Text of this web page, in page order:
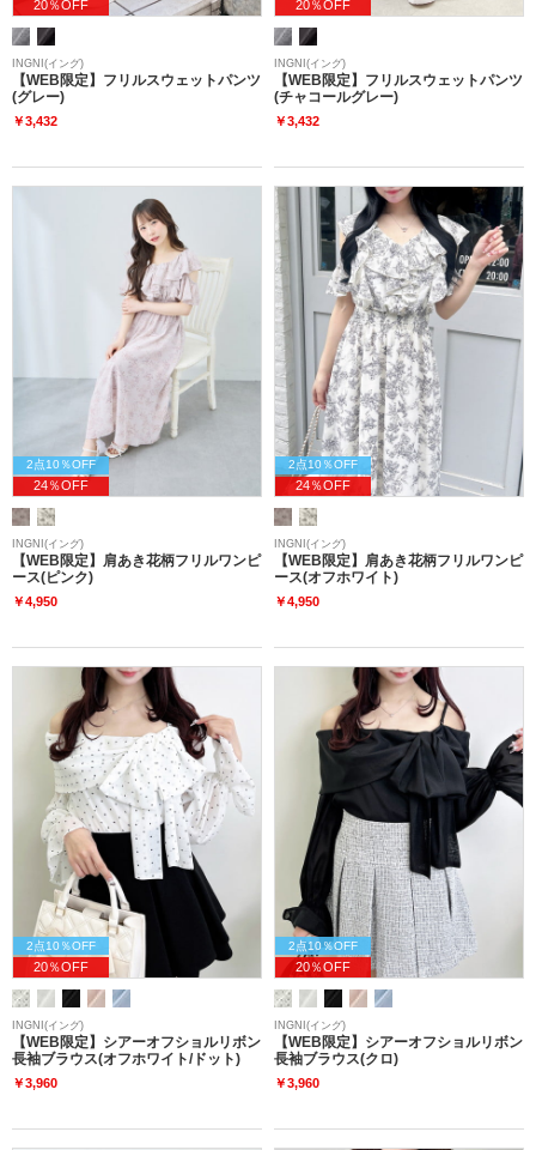
20％OFF
INGNI(イング)
【WEB限定】フリルスウェットパンツ
(グレー)
￥3,432
20％OFF
INGNI(イング)
【WEB限定】フリルスウェットパンツ
(チャコールグレー)
￥3,432
2点10％OFF
24％OFF
INGNI(イング)
【WEB限定】肩あき花柄フリルワンピ
ース(ピンク)
￥4,950
2点10％OFF
24％OFF
INGNI(イング)
【WEB限定】肩あき花柄フリルワンピ
ース(オフホワイト)
￥4,950
2点10％OFF
20％OFF
INGNI(イング)
【WEB限定】シアーオフショルリボン
長袖ブラウス(オフホワイト/ドット)
￥3,960
2点10％OFF
20％OFF
INGNI(イング)
【WEB限定】シアーオフショルリボン
長袖ブラウス(クロ)
￥3,960